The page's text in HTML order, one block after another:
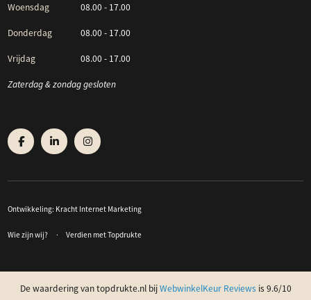
Woensdag 08.00 - 17.00
Donderdag 08.00 - 17.00
Vrijdag 08.00 - 17.00
Zaterdag & zondag gesloten
Ontwikkeling: Kracht Internet Marketing
Wie zijn wij? Verdien met Topdrukte
De waardering van topdrukte.nl bijWebwinkelKeur Reviewsis 9.6/10